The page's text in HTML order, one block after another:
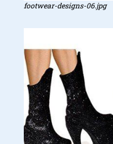
footwear-designs-06.jpg